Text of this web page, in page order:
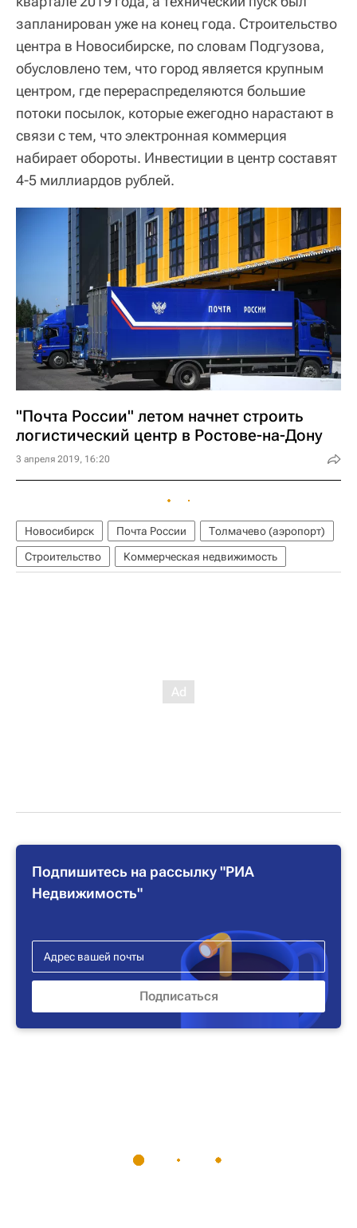
запланирован уже на конец года. Строительство
центра в Новосибирске, по словам Подгузова,
обусловлено тем, что город является крупным
центром, где перераспределяются большие
потоки посылок, которые ежегодно нарастают в
связи с тем, что электронная коммерция
набирает обороты. Инвестиции в центр составят
4-5 миллиардов рублей.
"Почта России" летом начнет строить
логистический центр в Ростове-на-Дону
3 апреля 2019, 16:20
Новосибирск Почта России
Толмачево (аэропорт)
Строительство
Коммерческая недвижимость
Подпишитесь на рассылку "РИА
Недвижимость"